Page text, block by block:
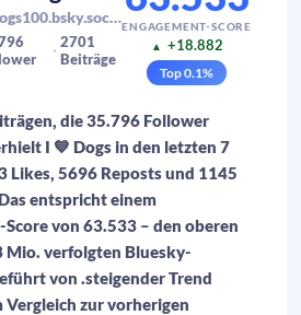
@dogs100.bsky.social
2701
Beiträge
ENGAGEMENT-SCORE
▲ +18.882
Top0.1%
die 35.796 Follower
I 💙 Dogs in den letzten 7
Likes, 5696 Reposts und 1145
entspricht einem
Score von 63.533 – den oberen
Mio. verfolgten Bluesky-
von .steigender Trend
Vergleich zur vorherigen